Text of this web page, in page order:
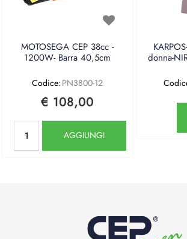
MOTOSEGA CEP 38cc -
1200W- Barra 40,5cm
Codice: PN3800-12
€ 108,00
AGGIUNGI
donna-